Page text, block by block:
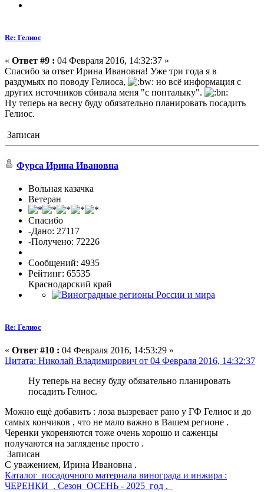
Re: Гелиос
« Ответ #9 : 04 Февраля 2016, 14:32:37 »
Спасибо за ответ Ирина Ивановна! Уже три года я в
раздумьях по поводу Гелиоса,
но всё информация с
других источников сбивала меня "с понталыку".
Ну теперь на весну буду обязательно планировать посадить
Гелиос.
Записан
Фурса Ирина Ивановна
Вольная казачка
Ветеран
Спасибо
-Дано: 27117
-Получено: 72226
Сообщений: 4935
Рейтинг: 65535
Краснодарский край
Re: Гелиос
« Ответ #10 : 04 Февраля 2016, 14:53:29 »
Цитата: Николай Владимирович от 04 Февраля 2016, 14:32:37
Ну теперь на весну буду обязательно планировать
посадить Гелиос.
Можно ещё добавить : лоза вызревает рано у ГФ Гелиос и до
самых кончиков , что не мало важно в Вашем регионе .
Черенки укореняются тоже очень хорошо и саженцы
получаются на загляденье просто .
Записан
С уважением, Ирина Ивановна .
Каталог посадочного материала винограда и инжира :
ЧЕРЕНКИ . Сезон ОСЕНЬ - 2025 год .